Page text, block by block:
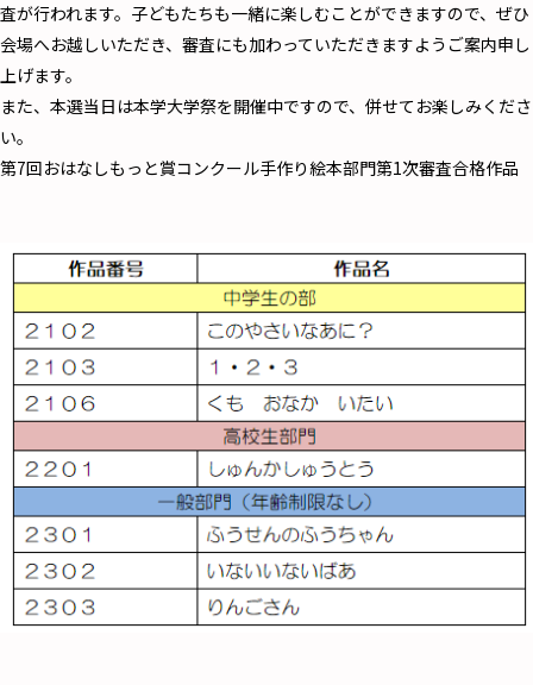
査が行われます。子どもたちも一緒に楽しむことができますので、ぜひ
会場へお越しいただき、審査にも加わっていただきますようご案内申し
上げます。
また、本選当日は本学大学祭を開催中ですので、併せてお楽しみくださ
い。
第7回おはなしもっと賞コンクール手作り絵本部門第1次審査合格作品